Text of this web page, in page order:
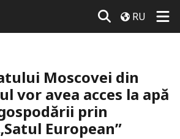
RU
Moscovei din
vor avea acces la apă
prin
European”